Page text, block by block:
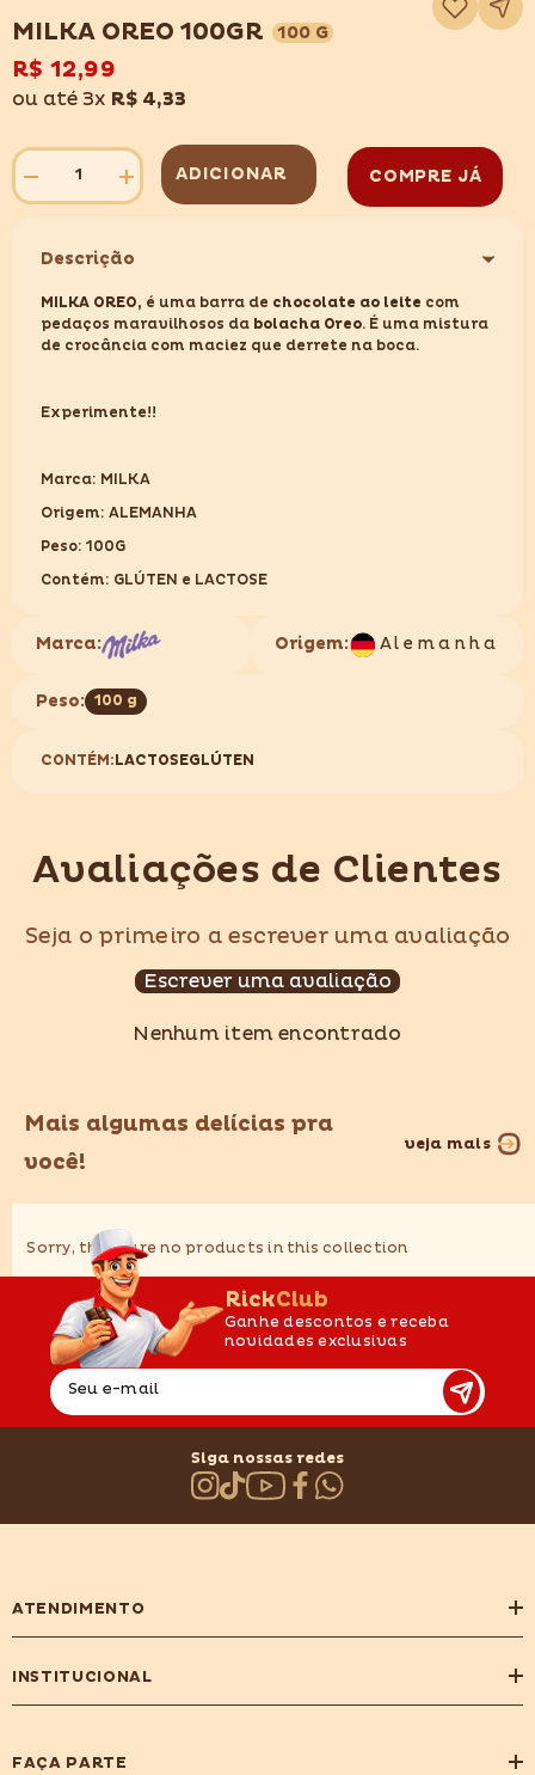
MILKA OREO 100GR 100 G
à
lista
R$ 12,99
ou até 3x R$ 4,33
Diminuir
quantidade
OREO
Aumentar
quantidade
OREO
ADICIONAR COMPRE JÁ
Descrição
MILKA OREO, é uma barra de chocolate ao leite com
pedaços maravilhosos da bolacha Oreo. É uma mistura
de crocância com maciez que derrete na boca.
Experimente!!
Marca: MILKA
Origem: ALEMANHA
Peso: 100G
Contém: GLÚTEN e LACTOSE
Marca: Origem: Alemanha
Peso: 100 g
CONTÉM: LACTOSEGLÚTEN
Avaliações de Clientes
Seja o primeiro a escrever uma avaliação
Escrever uma avaliação
Nenhum item encontrado
Mais algumas delícias pra
você!
veja mais
Sorry, there are no products in this collection
RickClub
Ganhe descontos e receba
novidades exclusivas
Seu e-mail
Siga nossas redes
ATENDIMENTO
INSTITUCIONAL
FAÇA PARTE